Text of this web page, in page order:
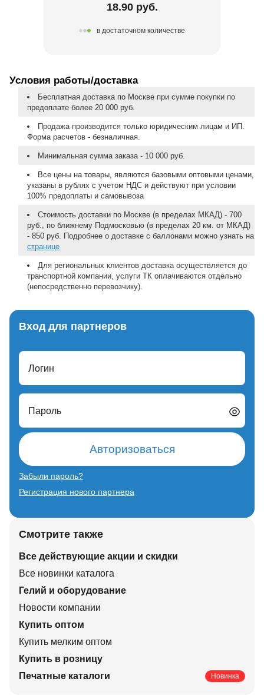
18.90 руб.
в достаточном количестве
Условия работы/доставка
Бесплатная доставка по Москве при сумме покупки по
предоплате более 20 000 руб.
Продажа производится только юридическим лицам и ИП.
Форма расчетов - безналичная.
Минимальная сумма заказа - 10 000 руб.
Все цены на товары, являются базовыми оптовыми ценами,
указаны в рублях с учетом НДС и действуют при условии
100% предоплаты и самовывоза
Стоимость доставки по Москве (в пределах МКАД) - 700
руб., по ближнему Подмосковью (в пределах 20 км. от МКАД)
- 850 руб. Подробнее о доставке с баллонами можно узнать на
странице
Для региональных клиентов доставка осуществляется до
транспортной компании, услуги ТК оплачиваются отдельно
(непосредственно перевозчику).
Вход для партнеров
Логин
Пароль
Авторизоваться
Забыли пароль?
Регистрация нового партнера
Смотрите также
Все действующие акции и скидки
Все новинки каталога
Гелий и оборудование
Новости компании
Купить оптом
Купить мелким оптом
Купить в розницу
Печатные каталоги
Новинка